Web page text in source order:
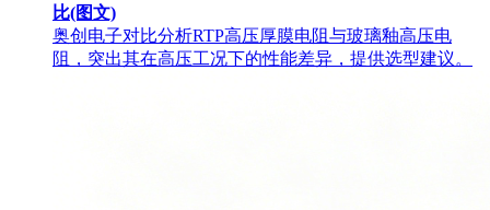
比(图文)
奥创电子对比分析RTP高压厚膜电阻与玻璃釉高压电
阻，突出其在高压工况下的性能差异，提供选型建议。